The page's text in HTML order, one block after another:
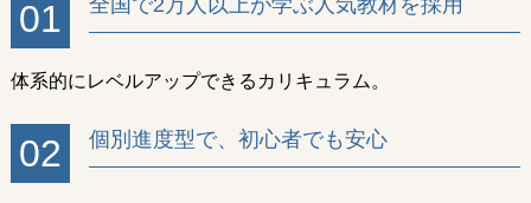
01
体系的にレベルアップできるカリキュラム。
02 個別進度型で、初心者でも安心